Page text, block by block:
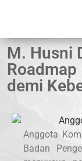
M. Husni
demi
Anggota
Badan